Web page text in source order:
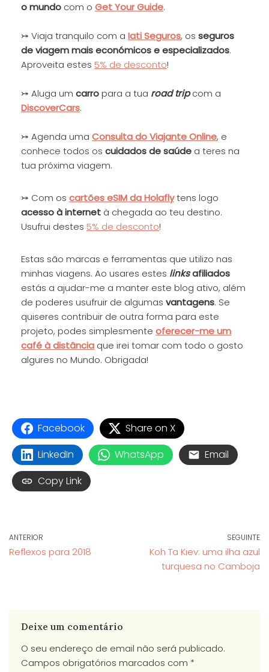
o mundo com o Get Your Guide.
⤖ Viaja tranquilo com a Iati Seguros, os seguros
de viagem mais económicos e especializados.
Aproveita estes 5% de desconto!
⤖ Aluga um carropara a tua road tripcom a
DiscoverCars.
⤖ Agenda uma Consulta do ViajanteOnline, e
conhece todos os cuidados de saúde a teres na
tua próxima viagem.
⤖ Com os cartões eSIM da Holaflytens logo
acesso à internet à chegada ao teu destino.
Usufrui destes 5% de desconto!
Estas são marcas e ferramentas que utilizo nas
minhas viagens. Ao usares estes linksafiliados
estás a ajudar-me a manter este blog ativo, além
de poderes usufruir de algumas vantagens. Se
quiseres contribuir de outra forma para este
projeto, podes simplesmente oferecer-me um
café à distância que irei tomar com todo o gosto
algures no Mundo. Obrigada!
Facebook
Share on X
LinkedIn
WhatsApp
Email
Copy Link
ANTERIOR
Reflexos para 2018
SEGUINTE
Koh Ta Kiev: uma ilha azul
turquesa no Camboja
Deixe um comentário
O seu endereço de email não será publicado.
Campos obrigatórios marcados com *